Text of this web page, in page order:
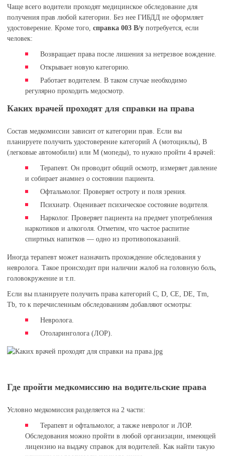
Чаще всего водители проходят медицинское обследование для
получения прав любой категории. Без нее ГИБДД не оформляет
удостоверение. Кроме того, справка 003 В/у потребуется, если
человек:
Возвращает права после лишения за нетрезвое вождение.
Открывает новую категорию.
Работает водителем. В таком случае необходимо
регулярно проходить медосмотр.
Каких врачей проходят для справки на права
Состав медкомиссии зависит от категории прав. Если вы
планируете получить удостоверение категорий А (мотоциклы), В
(легковые автомобили) или М (мопеды), то нужно пройти 4 врачей:
Терапевт. Он проводит общий осмотр, измеряет давление
и собирает анамнез о состоянии пациента.
Офтальмолог. Проверяет остроту и поля зрения.
Психиатр. Оценивает психическое состояние водителя.
Нарколог. Проверяет пациента на предмет употребления
наркотиков и алкоголя. Отметим, что частое распитие
спиртных напитков — одно из противопоказаний.
Иногда терапевт может назначить прохождение обследования у
невролога. Такое происходит при наличии жалоб на головную боль,
головокружение и т.п.
Если вы планируете получить права категорий С, D, CE, DE, Tm,
Tb, то к перечисленным обследованиям добавляют осмотры:
Невролога.
Отоларинголога (ЛОР).
Где пройти медкомиссию на водительские права
Условно медкомиссия разделяется на 2 части:
Терапевт и офтальмолог, а также невролог и ЛОР.
Обследования можно пройти в любой организации, имеющей
лицензию на выдачу справок для водителей. Как найти такую